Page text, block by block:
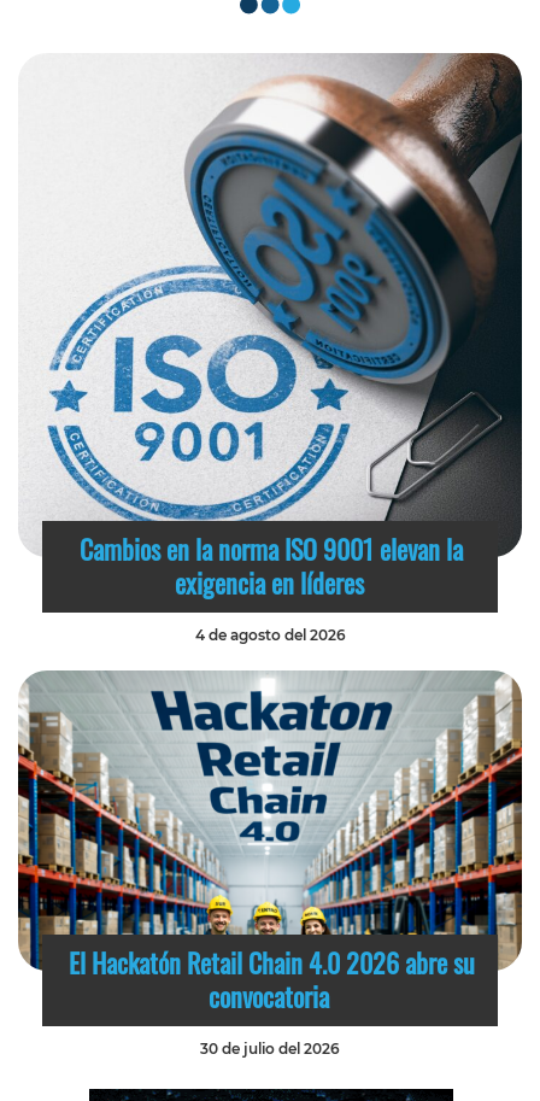
Cambios en la norma ISO 9001 elevan la
exigencia en líderes
4 de agosto del 2026
El Hackatón Retail Chain 4.0 2026 abre su
convocatoria
30 de julio del 2026